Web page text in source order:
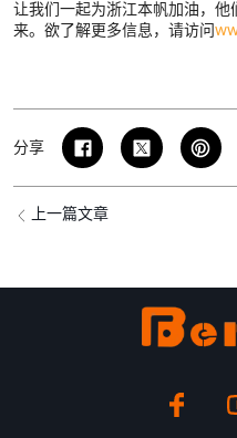
让我们一起为浙江本帆加油，
来。欲了解更多信息，请访问
分享
上一篇文章